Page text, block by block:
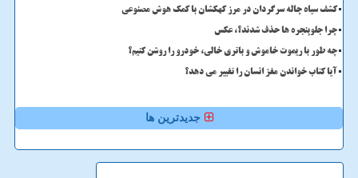
کشف سیاه چاله سرگردان در مرز کهکشان با کمک هوش مصنوعی
چرا جلوپنجره ها حذف شدند؟، عکس
چه طور با ریموت خاموش و باتری خالی، خودرو را روشن کنیم؟
آیا کتاب خواندن مغز انسان را تغییر می دهد؟
جدیدترین ها